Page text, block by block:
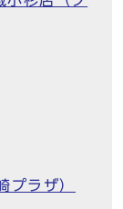
プラザ）